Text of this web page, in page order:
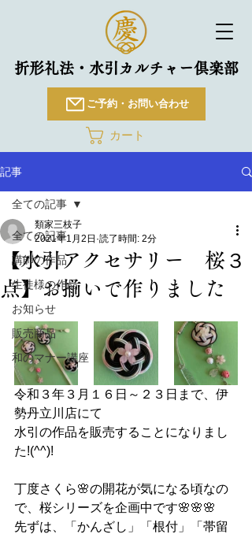
折形礼法・水引カルチャー倶楽部
ご予約・お問い合わせ
カート
記事
全ての記事
講師の作品
生徒様の作品
お知らせ
販売商品
和のマナー講座
全ての記事
【水引アクセサリー 桜３
点】お揃いで作りました
類家三枝子
2021年1月2日 読了時間: 2分
令和３年３月１６日～２３日まで、伊
勢丹立川店にて
水引の作品を販売することになりまし
た!(^^)!
丁度さくら🌸の開花が気になる頃なの
で、桜シリーズを企画中です🌸🌸🌸
先ずは、「かんざし」「根付」「帯留